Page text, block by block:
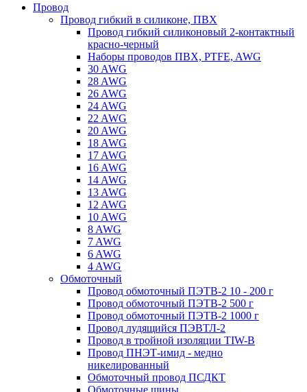
Провод
Провод гибкий в силиконе, ПВХ
Провод гибкий силиконовый 2-контактный
красно-черный
Наборы проводов ПВХ, PTFE, AWG
30 AWG
28 AWG
26 AWG
24 AWG
22 AWG
20 AWG
18 AWG
17 AWG
16 AWG
14 AWG
13 AWG
12 AWG
10 AWG
8 AWG
7 AWG
6 AWG
4 AWG
Обмоточный
Провод обмоточный ПЭТВ-2 10 - 200 г
Провод обмоточный ПЭТВ-2 500 г
Провод обмоточный ПЭТВ-2 1000 г
Провод лудящийся ПЭВТЛ-2
Провод в тройной изоляции TIW-B
Провод ПНЭТ-имид - медно
никелированный
Обмоточный провод ПСДКТ
Обмоточные шины